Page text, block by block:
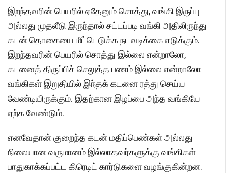
இறந்தவரின் பெயரில் ஏதேனும் சொத்து, வங்கி இருப்பு
அல்லது முதலீடு இருந்தால் சட்டப்படி வங்கி அதிலிருந்து
கடன் தொகையை மீட்டெடுக்க நடவடிக்கை எடுக்கும்.
இறந்தவரின் பெயரில் சொத்து இல்லை என்றாலோ,
கடனைத் திருப்பிச் செலுத்த பணம் இல்லை என்றாலோ
வங்கிகள் இறுதியில் இந்தக் கடனை ரத்து செய்ய
வேண்டியிருக்கும். இதற்கான இழப்பை அந்த வங்கியே
ஏற்க வேண்டும்.
எனவேதான் குறைந்த கடன் மதிப்பெண்கள் அல்லது
நிலையான வருமானம் இல்லாதவர்களுக்கு வங்கிகள்
பாதுகாக்கப்பட்ட கிரெடிட் கார்டுகளை வழங்குகின்றன.